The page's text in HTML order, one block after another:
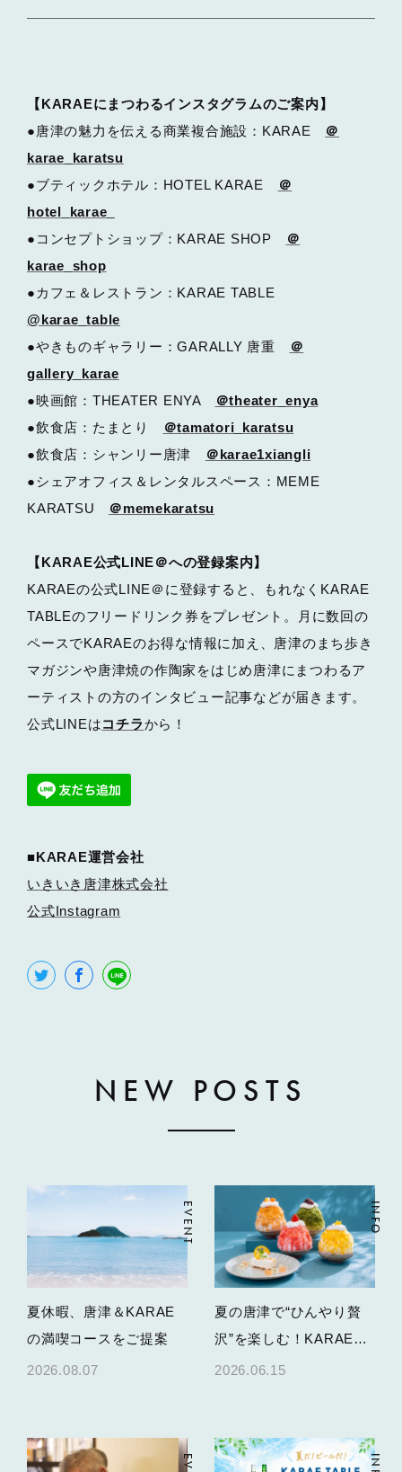
【KARAEにまつわるインスタグラムのご案内】
●唐津の魅力を伝える商業複合施設：KARAE
＠
karae_karatsu
●ブティックホテル：HOTEL KARAE
＠
hotel_karae_
●コンセプトショップ：KARAE SHOP
＠
karae_shop
●カフェ＆レストラン：KARAE TABLE
@karae_table
●やきものギャラリー：GARALLY 唐重
＠
gallery_karae
●映画館：THEATER ENYA
＠theater_enya
●飲食店：たまとり
＠tamatori_karatsu
●飲食店：シャンリー唐津
＠karae1xiangli
●シェアオフィス＆レンタルスペース：MEME
KARATSU
＠memekaratsu
【KARAE公式LINE＠への登録案内】
KARAEの公式LINE＠に登録すると、もれなくKARAE
TABLEのフリードリンク券をプレゼント。月に数回の
ペースでKARAEのお得な情報に加え、唐津のまち歩き
マガジンや唐津焼の作陶家をはじめ唐津にまつわるア
ーティストの方のインタビュー記事などが届きます。
公式LINEはコチラから！
■KARAE運営会社
いきいき唐津株式会社
公式Instagram
NEW POSTS
夏休暇、唐津＆KARAE
の満喫コースをご提案
2026.08.07
EVENT
夏の唐津で“ひんやり贅
沢”を楽しむ！KARAE
TABLEかき氷＆限定スイ
2026.06.15
INFO